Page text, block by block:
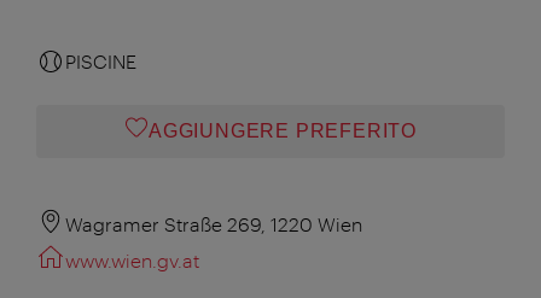
PISCINE
AGGIUNGERE PREFERITO
Wagramer Straße 269, 1220 Wien
www.wien.gv.at